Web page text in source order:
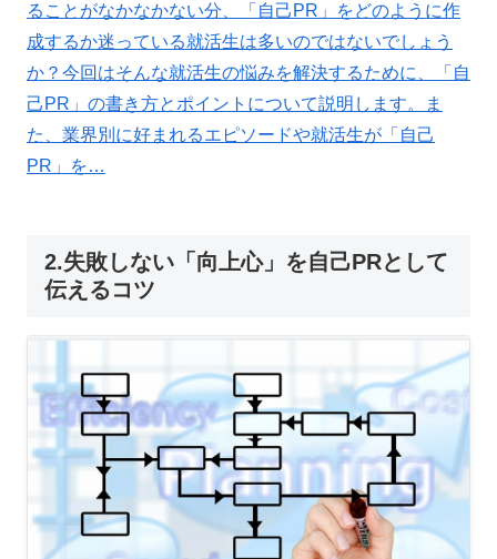
ることがなかなかない分、「自己PR」をどのように作
成するか迷っている就活生は多いのではないでしょう
か？今回はそんな就活生の悩みを解決するために、「自
己PR」の書き方とポイントについて説明します。ま
た、業界別に好まれるエピソードや就活生が「自己
PR」を…
2.失敗しない「向上心」を自己PRとして
伝えるコツ